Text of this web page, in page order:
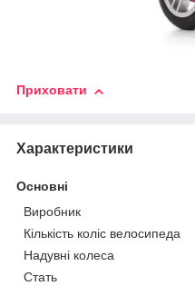
Приховати
Характеристики
Основні
Виробник
Кількість коліс велосипеда
Надувні колеса
Стать